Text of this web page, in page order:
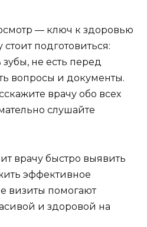
— ключ к здоровью
подготовиться:
не есть перед
вопросы и документы.
врачу обо всех
слушайте
врачу быстро выявить
эффективное
визиты помогают
и здоровой на